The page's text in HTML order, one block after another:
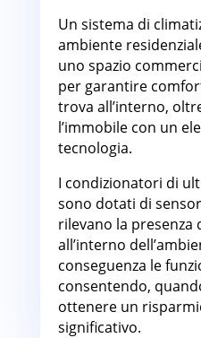
Un sistema di
ambiente
uno spazio
per garantire
trova all’interno,
l’immobile con un
tecnologia.
I condizionatori di
sono dotati di
rilevano la presenza
all’interno
conseguenza le
consentendo,
ottenere un
significativo.